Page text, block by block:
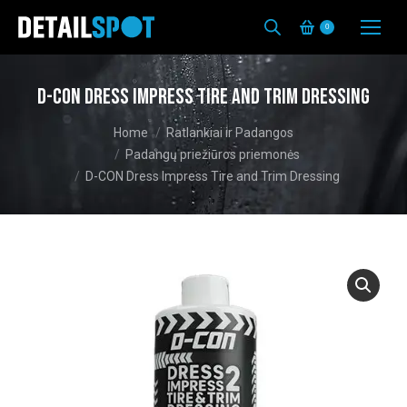
0
D-CON Dress Impress Tire and Trim Dressing
You are here: Home
Ratlankiai ir Padangos
Padangų priežiūros priemonės
D-CON Dress Impress Tire and Trim Dressing